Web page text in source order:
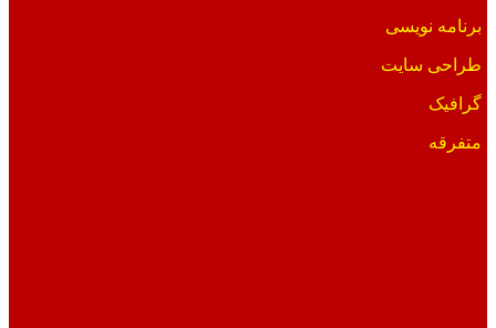
برنامه نویسی
طراحی سایت
گرافیک
متفرقه